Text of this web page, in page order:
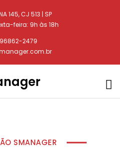
145, CJ 513 | SP
feira: 9h às 18h
96862-2479
SMANAGER